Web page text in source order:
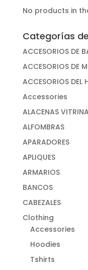
No products in
Categorías
ACCESORIOS DE
ACCESORIOS DE
ACCESORIOS DEL
Accessories
ALACENAS
ALFOMBRAS
APARADORES
APLIQUES
ARMARIOS
BANCOS
CABEZALES
Clothing
Accessories
Hoodies
Tshirts